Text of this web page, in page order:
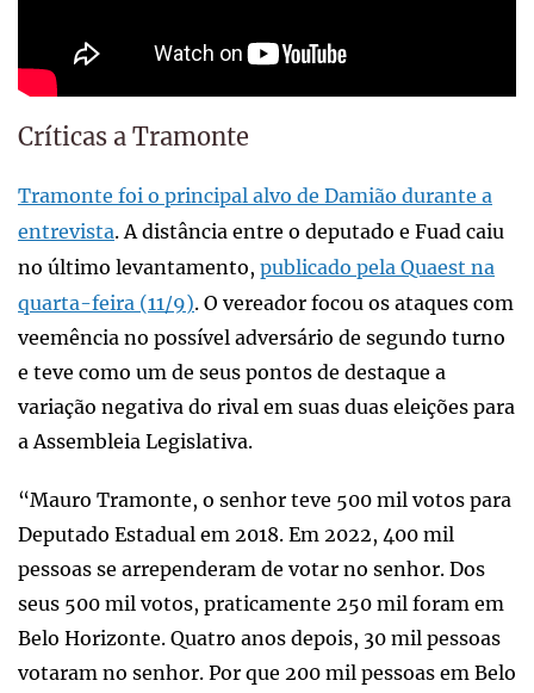
Críticas a Tramonte
Tramonte foi o principal alvo de Damião durante a
entrevista. A distância entre o deputado e Fuad caiu
no último levantamento, publicado pela Quaest na
quarta-feira (11/9). O vereador focou os ataques com
veemência no possível adversário de segundo turno
e teve como um de seus pontos de destaque a
variação negativa do rival em suas duas eleições para
a Assembleia Legislativa.
“Mauro Tramonte, o senhor teve 500 mil votos para
Deputado Estadual em 2018. Em 2022, 400 mil
pessoas se arrependeram de votar no senhor. Dos
seus 500 mil votos, praticamente 250 mil foram em
Belo Horizonte. Quatro anos depois, 30 mil pessoas
votaram no senhor. Por que 200 mil pessoas em Belo